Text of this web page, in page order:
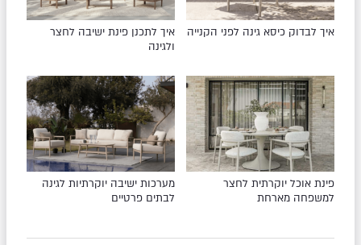
איך לבדוק כיסא גינה לפני הקנייה
איך לתכנן פינת ישיבה לחצר
ולגינה
פינת אוכל יוקרתית לחצר
למשפחה מארחת
מערכות ישיבה יוקרתיות לגינה
לבתים פרטיים